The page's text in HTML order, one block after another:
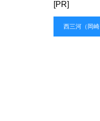
[PR]
西三河（岡